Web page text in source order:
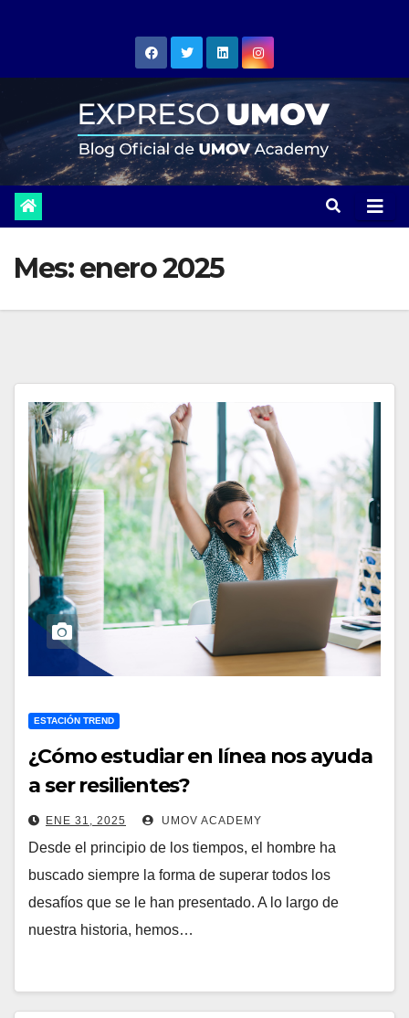
Mes:enero 2025
ESTACIÓN TREND
¿Cómo estudiar en línea nos ayuda
a ser resilientes?
ENE 31, 2025 UMOV ACADEMY
Desde el principio de los tiempos, el hombre ha
buscado siempre la forma de superar todos los
desafíos que se le han presentado. A lo largo de
nuestra historia, hemos…